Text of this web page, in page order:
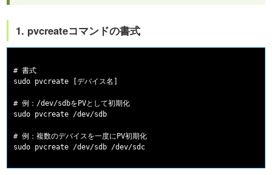
1. pvcreateコマンドの書式
# 書式
sudo pvcreate [デバイス名]
# 例：/dev/sdbをPVとして初期化
sudo pvcreate /dev/sdb
# 例：複数のデバイスを一度にPV初期化